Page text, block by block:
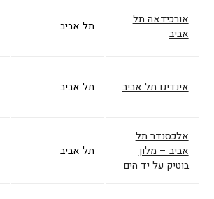
אורכידאה תל
אביב
תל אביב
אינדיגו תל אביב תל אביב
אלכסנדר תל
אביב – מלון
בוטיק על יד הים
תל אביב